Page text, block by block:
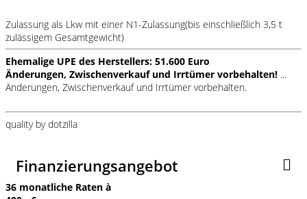
Zulassung als Lkw mit einer N1-Zulassung(bis einschließlich 3,5 t
zulässigem Gesamtgewicht)
Ehemalige UPE des Herstellers: 51.600 Euro
Änderungen, Zwischenverkauf und Irrtümer vorbehalten! ...
Änderungen, Zwischenverkauf und Irrtümer vorbehalten.
quality by dotzilla
Finanzierungsangebot
36 monatliche Raten à